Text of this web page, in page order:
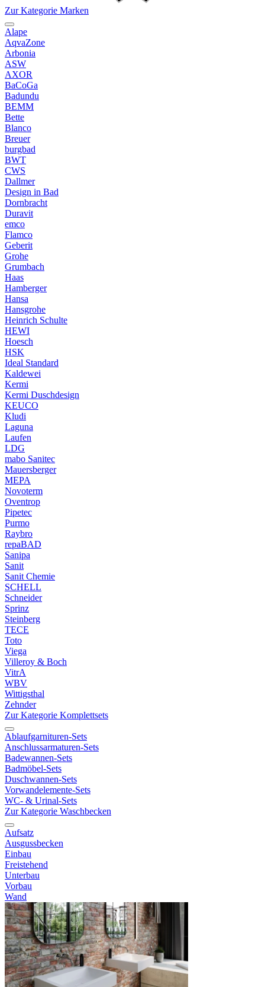
Zur Kategorie Marken
Alape
AqvaZone
Arbonia
ASW
AXOR
BaCoGa
Badundu
BEMM
Bette
Blanco
Breuer
burgbad
BWT
CWS
Dallmer
Design in Bad
Dornbracht
Duravit
emco
Flamco
Geberit
Grohe
Grumbach
Haas
Hamberger
Hansa
Hansgrohe
Heinrich Schulte
HEWI
Hoesch
HSK
Ideal Standard
Kaldewei
Kermi
Kermi Duschdesign
KEUCO
Kludi
Laguna
Laufen
LDG
mabo Sanitec
Mauersberger
MEPA
Novoterm
Oventrop
Pipetec
Purmo
Raybro
repaBAD
Sanipa
Sanit
Sanit Chemie
SCHELL
Schneider
Sprinz
Steinberg
TECE
Toto
Viega
Villeroy & Boch
VitrA
WBV
Wittigsthal
Zehnder
Zur Kategorie Komplettsets
Ablaufgarnituren-Sets
Anschlussarmaturen-Sets
Badewannen-Sets
Badmöbel-Sets
Duschwannen-Sets
Vorwandelemente-Sets
WC- & Urinal-Sets
Zur Kategorie Waschbecken
Aufsatz
Ausgussbecken
Einbau
Freistehend
Unterbau
Vorbau
Wand